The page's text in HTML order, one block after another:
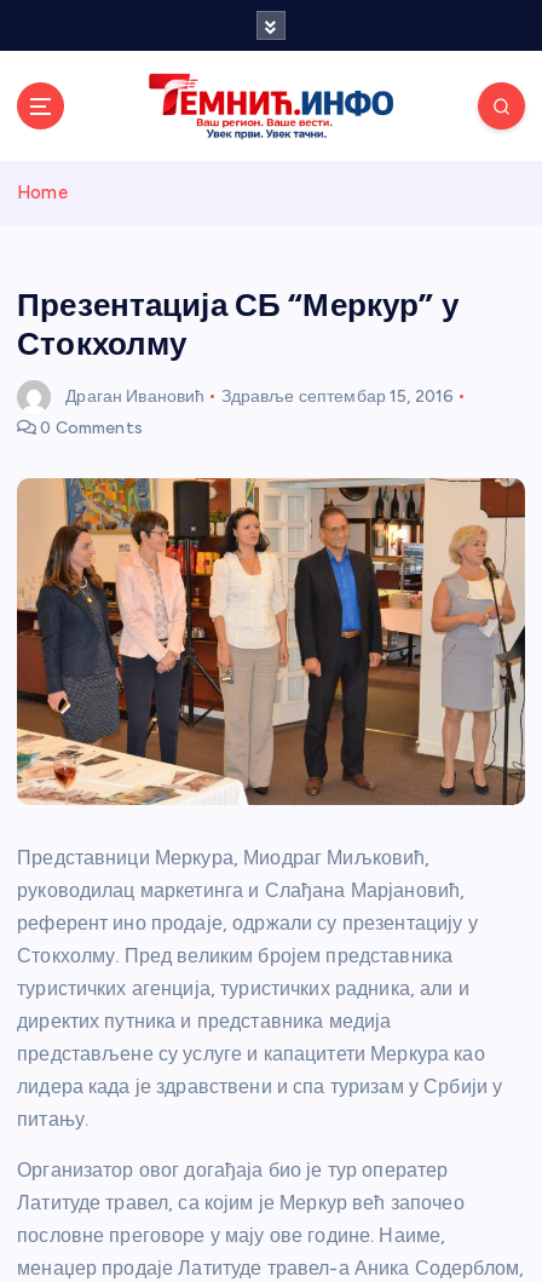
и портал
Home
Презентација СБ “Меркур” у
Стокхолму
Драган Ивановић Здравље септембар 15, 2016
0 Comments
Представници Меркура, Миодраг Миљковић,
руководилац маркетинга и Слађана Марјановић,
референт ино продаје, одржали су презентацију у
Стокхолму. Пред великим бројем представника
туристичких агенција, туристичких радника, али и
директих путника и представника медија
представљене су услуге и капацитети Меркура као
лидера када је здравствени и спа туризам у Србији у
питању.
Организатор овог догађаја био је тур оператер
Латитуде травел, са којим је Меркур већ започео
пословне преговоре у мају ове године. Наиме,
менаџер продаје Латитуде травел-а Аника Содерблом,